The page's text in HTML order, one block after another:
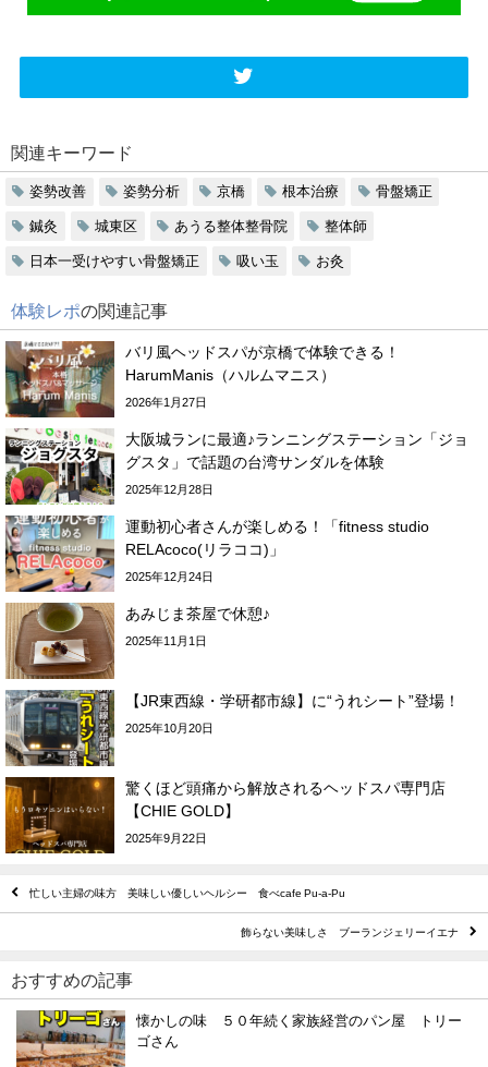
関連キーワード
姿勢改善 姿勢分析 京橋 根本治療 骨盤矯正
鍼灸 城東区 あうる整体整骨院 整体師
日本一受けやすい骨盤矯正 吸い玉 お灸
体験レポの関連記事
バリ風ヘッドスパが京橋で体験できる！
HarumManis（ハルムマニス）
2026年1月27日
大阪城ランに最適♪ランニングステーション「ジョ
グスタ」で話題の台湾サンダルを体験
2025年12月28日
運動初心者さんが楽しめる！「fitness studio
RELAcoco(リラココ)」
2025年12月24日
あみじま茶屋で休憩♪
2025年11月1日
【JR東西線・学研都市線】に“うれシート”登場！
2025年10月20日
驚くほど頭痛から解放されるヘッドスパ専門店
【CHIE GOLD】
2025年9月22日
忙しい主婦の味方 美味しい優しいヘルシー 食べcafe Pu-a-Pu
飾らない美味しさ ブーランジェリーイエナ
おすすめの記事
懐かしの味 ５０年続く家族経営のパン屋 トリー
ゴさん